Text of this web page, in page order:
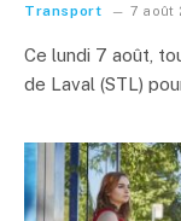
Transport 7 août
Ce lundi 7 août,
de Laval (STL)